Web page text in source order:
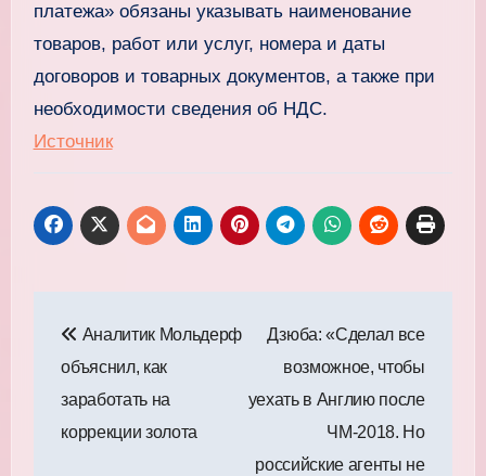
платежа» обязаны указывать наименование
товаров, работ или услуг, номера и даты
договоров и товарных документов, а также при
необходимости сведения об НДС.
Источник
по
записям
Аналитик Мольдерф
объяснил, как
заработать на
коррекции золота
Дзюба: «Сделал все
возможное, чтобы
уехать в Англию после
ЧМ‑2018. Но
российские агенты не